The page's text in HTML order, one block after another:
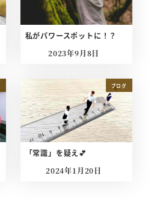
私がパワースポットに！？
投稿日
2023年9月8日
ブログ
「常識」を疑え💕
投稿日
2024年1月20日